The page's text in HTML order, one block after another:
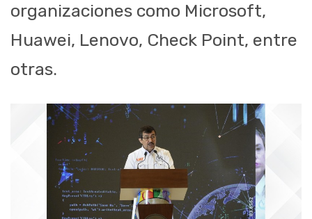
organizaciones como Microsoft,
Huawei, Lenovo, Check Point, entre
otras.